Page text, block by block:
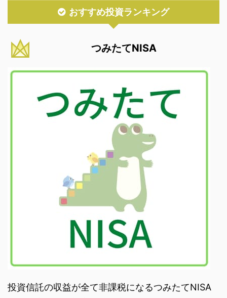
おすすめ投資ランキング
つみたてNISA
投資信託の収益が全て非課税になるつみたてNISA